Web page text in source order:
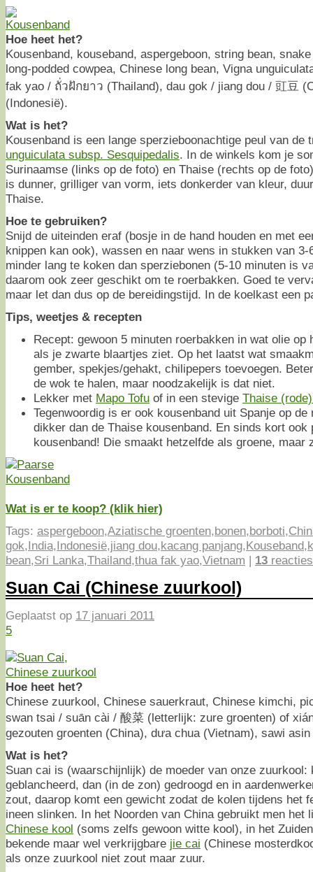
Hoe heet het?
Kousenband, kouseband, aspergeboon, string bean,
long-podded cowpea, Chinese long bean, Vigna
fak yao / ถั่วฝักยาว (Thailand), dau gok / jiang dou / 豇豆
(Indonesië).
Wat is het?
Kousenband is een lange sperzieboonachtige peul van
unguiculata subsp. Sesquipedalis. In de winkels kom je
Surinaamse (links op de foto) en Thaise (rechts op de
is dunner, grilliger van vorm, iets donkerder van kleur,
Thaise.
Hoe te gebruiken?
Snijd de uiteinden eraf (bosje in de hand houden en met
knippen kan ook), wassen en naar wens in stukken van
minder lang te koken dan sperziebonen (5-10 minuten is
daarom ook zeer geschikt om te roerbakken. Goed te
maar let dan dus op de bereidingstijd. In de koelkast een
Tips, weetjes & recepten
Recept: gewoon 5 minuten roerbakken in wat olie op
als je zwarte blaartjes ziet. Op het laatst wat
gember, spekjes/gehakt, chilipepers toevoegen.
de wok te halen, maar noodzakelijk is dat niet.
Lekker met Mapo Tofu of in een stevige Thaise
Tegenwoordig is er ook kousenband uit Spanje op
dikker dan de Thaise kousenband. En sinds kort ook
kousenband! Die smaakt hetzelfde als groene, maar
Wat is er te koop? (klik hier)
Tags: aspergeboon,Aziatische groenten,bonen,borboti,
gok,India,Indonesië,jiang dou,kacang panjang,Kouseband,
bean,Sri Lanka,Thailand,thua fak yao,Vietnam | 13 reacties
Suan Cai (Chinese zuurkool)
Geplaatst op 17 januari 2011
5
Hoe heet het?
Chinese zuurkool, Chinese sauerkraut, Chinese kimchi,
swan tsai / suān cài / 酸菜 (letterlijk: zure groenten) of
gezouten groenten (China), dưa chua (Vietnam), sawi
Wat is het?
Suan cai is (waarschijnlijk) de moeder van onze zuurkool:
geblancheerd, dan (in de zon) gedroogd en in
zout, daarop komt een gewicht zodat de kolen tijdens het
ineen slinken. In het Noorden van China gebruikt men het
Chinese kool (soms zelfs gewoon witte kool), in het
bekende maar wel verkrijgbare jie cai (Chinese
als onze zuurkool niet zout maar zuur.